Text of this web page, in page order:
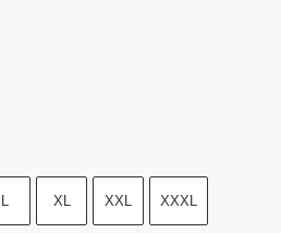
L XL XXL XXXL